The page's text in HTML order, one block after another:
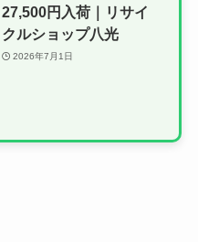
27,500円入荷｜リサイ
クルショップ八光
2026年7月1日